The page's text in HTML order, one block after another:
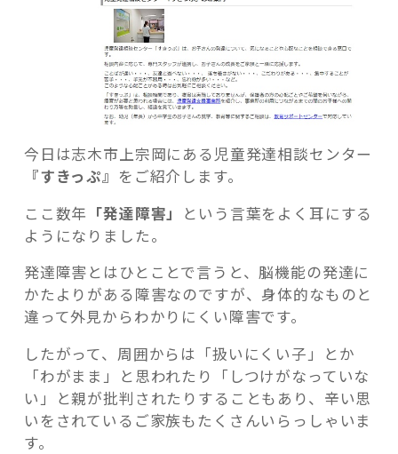
記事検索
今日は志木市上宗岡にある児童発達相談センター
『すきっぷ』 をご紹介します。
ここ数年 「発達障害」
という言葉をよく耳にする
ようになりました。
発達障害とはひとことで言うと、脳機能の発達に
かたよりがある障害なのですが、身体的なものと
違って外見からわかりにくい障害です。
したがって、周囲からは「扱いにくい子」とか
「わがまま」と思われたり「しつけがなっていな
い」と親が批判されたりすることもあり、辛い思
いをされているご家族もたくさんいらっしゃいま
す。